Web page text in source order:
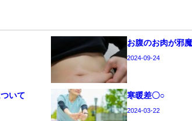
お腹のお肉が邪魔
2024-09-24
いて 寒暖差〇○
2024-03-22